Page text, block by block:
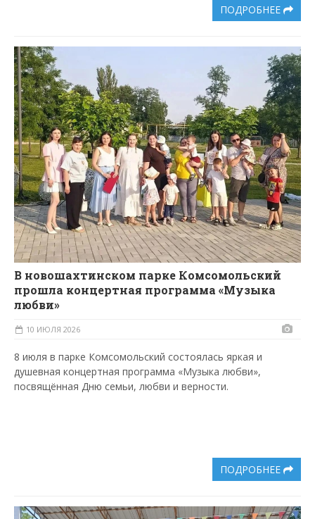
ПОДРОБНЕЕ
В новошахтинском парке Комсомольский
прошла концертная программа «Музыка
любви»
10 ИЮЛЯ 2026
8 июля в парке Комсомольский состоялась яркая и
душевная концертная программа «Музыка любви»,
посвящённая Дню семьи, любви и верности.
ПОДРОБНЕЕ